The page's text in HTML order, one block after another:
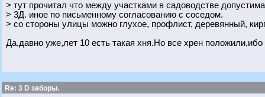
> тут прочитал что между участками в садоводстве
> 3Д. иное по письменному согласованию с соседом.
> со стороны улицы можно глухое, профлист, деревянный,
Да,давно уже,лет 10 есть такая хня.Но все хрен
Re: 3 D заборы.